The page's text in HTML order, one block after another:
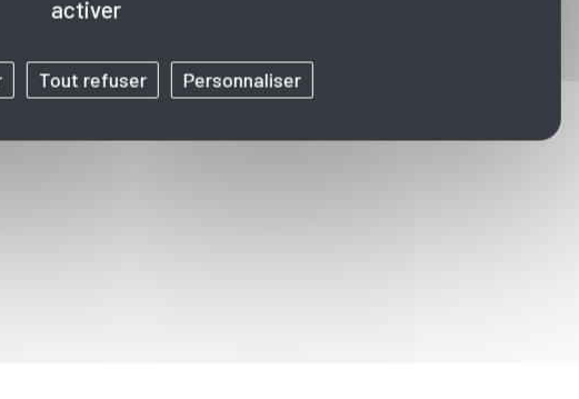
activer
Tout refuser Personnaliser